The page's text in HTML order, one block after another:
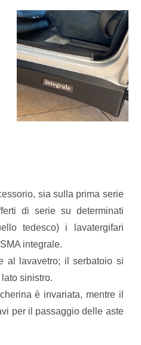
sia sulla prima serie
di serie su determinati
tedesco) i lavatergifari
integrale.
al lavavetro; il serbatoio si
sinistro.
è invariata, mentre il
per il passaggio delle aste